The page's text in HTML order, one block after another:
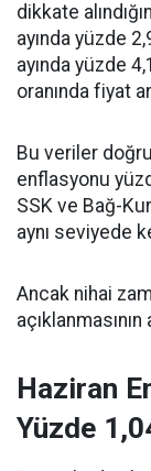
dikkate
ayında yüzde
ayında yüzde
oranında fiyat
Bu veriler
enflasyonu
SSK ve Bağ-
aynı seviyede
Ancak nihai
Haziran
Yüzde